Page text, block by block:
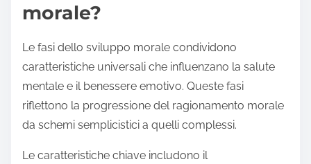
morale?
Le fasi dello sviluppo morale condividono
caratteristiche universali che influenzano la salute
mentale e il benessere emotivo. Queste fasi
riflettono la progressione del ragionamento morale
da schemi semplicistici a quelli complessi.
Le caratteristiche chiave includono il